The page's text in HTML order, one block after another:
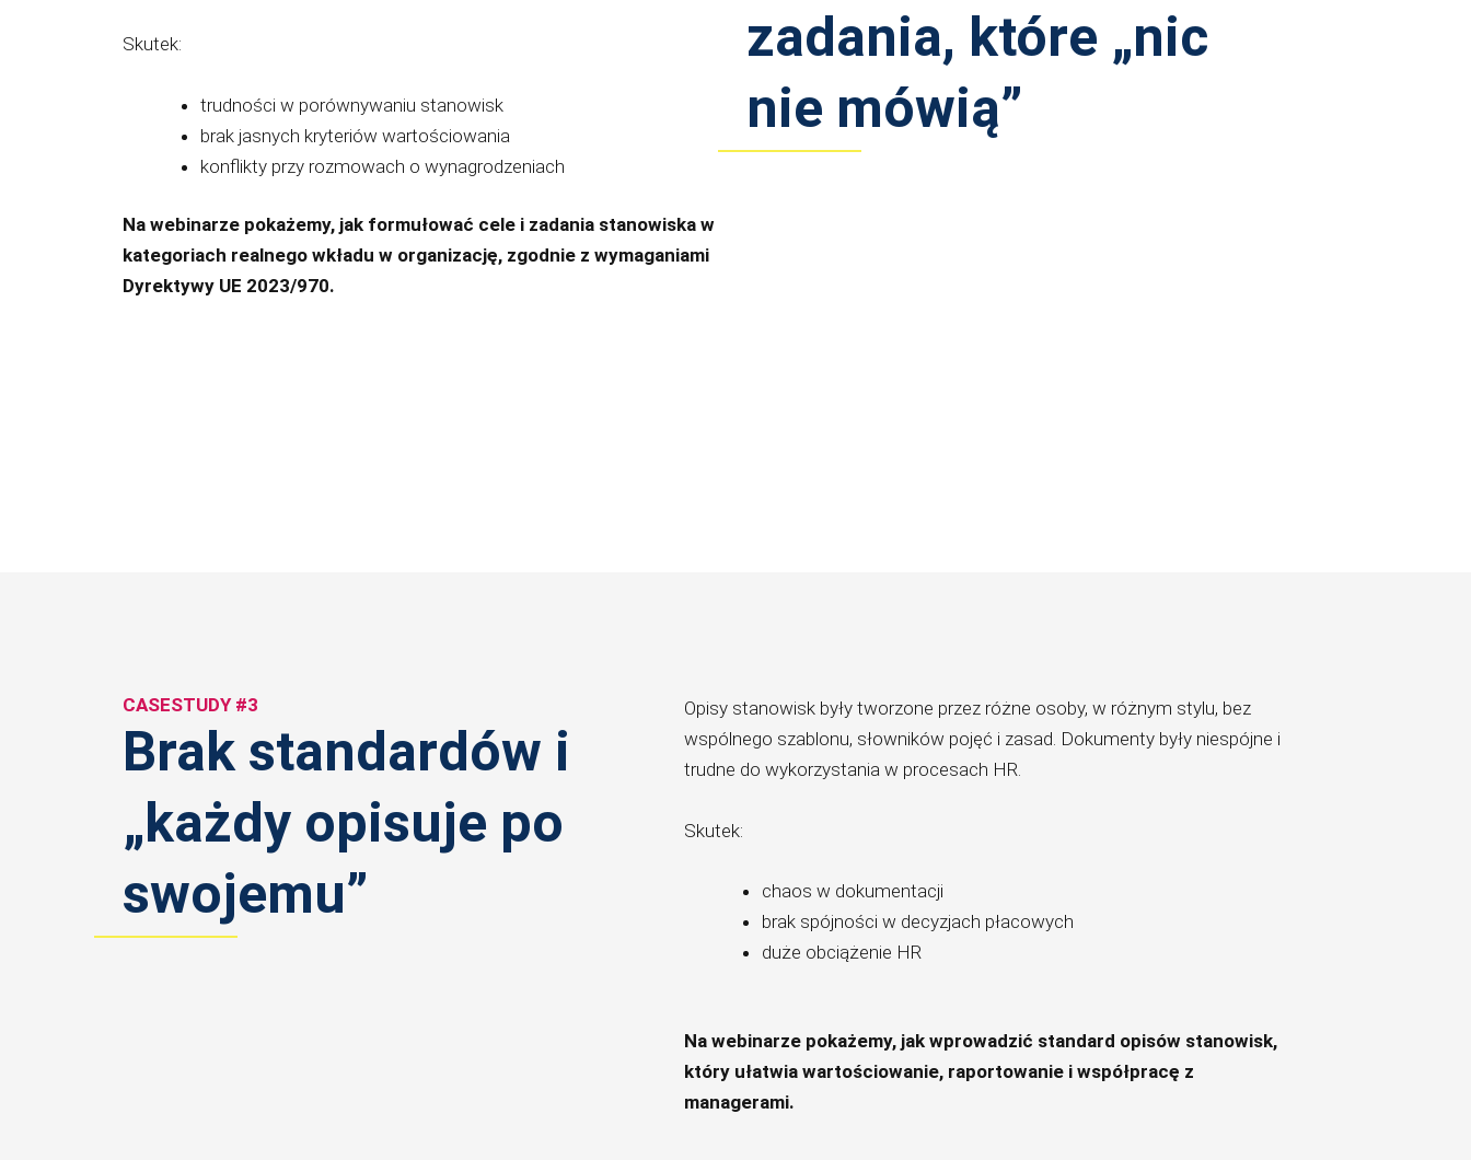
Skutek:
trudności w porównywaniu stanowisk
brak jasnych kryteriów wartościowania
konflikty przy rozmowach o wynagrodzeniach
Na webinarze pokażemy, jak formułować cele i zadania stanowiska w
kategoriach realnego wkładu w organizację, zgodnie z wymaganiami
Dyrektywy UE 2023/970.
zadania, które „nic
nie mówią”
CASESTUDY #3
Brak standardów i
„każdy opisuje po
swojemu”
Opisy stanowisk były tworzone przez różne osoby, w różnym stylu, bez
wspólnego szablonu, słowników pojęć i zasad. Dokumenty były niespójne i
trudne do wykorzystania w procesach HR.
Skutek:
chaos w dokumentacji
brak spójności w decyzjach płacowych
duże obciążenie HR
Na webinarze pokażemy, jak wprowadzić standard opisów stanowisk,
który ułatwia wartościowanie, raportowanie i współpracę z
managerami.